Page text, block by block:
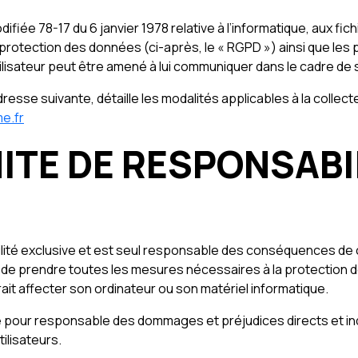
78-17 du 6 janvier 1978 relative à l’informatique, aux
des données (ci-après, le « RGPD ») ainsi que
peut être amené à lui communiquer dans le cadre de
suivante, détaille les modalités applicables à la
DE
exclusive et est seul responsable des conséquences
prendre toutes les mesures nécessaires à la protection
affecter son ordinateur ou son matériel informatique.
pour responsable des dommages et préjudices directs et